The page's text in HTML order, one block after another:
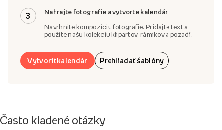
3 Nahrajte fotografie a vytvorte kalendár
Navrhnite kompozíciu fotografie. Pridajte text a
použite našu kolekciu klipartov, rámikov a pozadí.
Vytvoriť kalendár Prehliadať šablóny
Často kladené otázky